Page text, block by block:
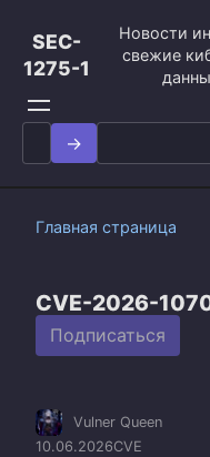
контенту
SEC-
1275-1
Новости
свежие
Search
for:
Главная страница
CVE-2026-
Подписаться
Vulner Queen
10.06.2026CVE